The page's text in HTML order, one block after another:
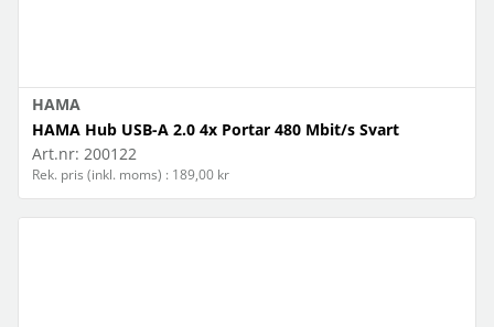
HAMA
HAMA Hub USB-A 2.0 4x Portar 480 Mbit/s Svart
Art.nr: 200122
Rek. pris (inkl. moms) : 189,00 kr